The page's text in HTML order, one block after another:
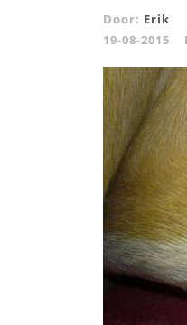
Door: Erik
19-08-2015